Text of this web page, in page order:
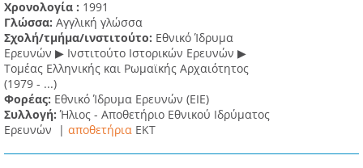
Χρονολογία : 1991
Γλώσσα: Αγγλική γλώσσα
Σχολή/τμήμα/ινστιτούτο: Εθνικό Ίδρυμα
Ερευνών ▶ Ινστιτούτο Ιστορικών Ερευνών ▶
Τομέας Ελληνικής και Ρωμαϊκής Αρχαιότητος
(1979 - ...)
Φορέας: Εθνικό Ίδρυμα Ερευνών (ΕΙΕ)
Συλλογή:Ήλιος - Αποθετήριο Εθνικού Ιδρύματος
Ερευνών | αποθετήρια EKT